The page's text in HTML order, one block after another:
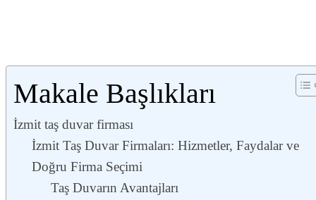
Makale Başlıkları
İzmit taş duvar firması
İzmit Taş Duvar Firmaları: Hizmetler, Faydalar ve
Doğru Firma Seçimi
Taş Duvarın Avantajları